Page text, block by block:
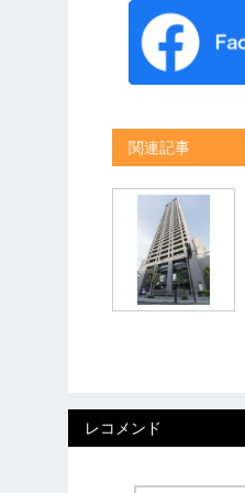
関連記事
レコメンド